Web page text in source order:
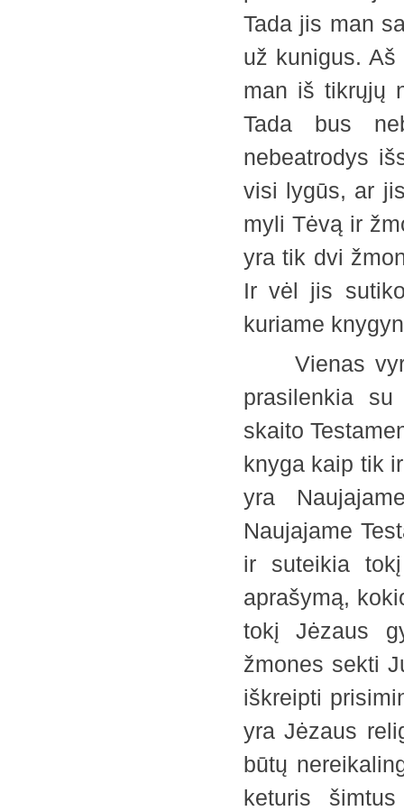
Tada jis man
už kunigus.
man iš tikrųjų
Tada bus
nebeatrodys
visi lygūs, ar
myli Tėvą ir
yra tik dvi
Ir vėl jis
kuriame
Vienas
prasilenkia
skaito
knyga kaip tik
yra
Naujajame
ir suteikia
aprašymą,
tokį Jėzaus
žmones sekti
iškreipti
yra Jėzaus
būtų
keturis